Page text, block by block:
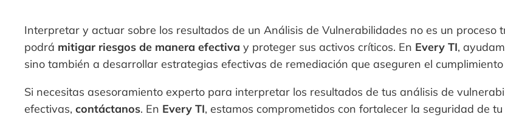
Interpretar y actuar sobre los resultados de un Análisis de Vulnerabilidades no es un proceso
podrá mitigar riesgos de manera efectiva y proteger sus activos críticos. En Every TI,
sino también a desarrollar estrategias efectivas de remediación que aseguren el
Si necesitas asesoramiento experto para interpretar los resultados de tus análisis de
efectivas, contáctanos. En Every TI, estamos comprometidos con fortalecer la seguridad de